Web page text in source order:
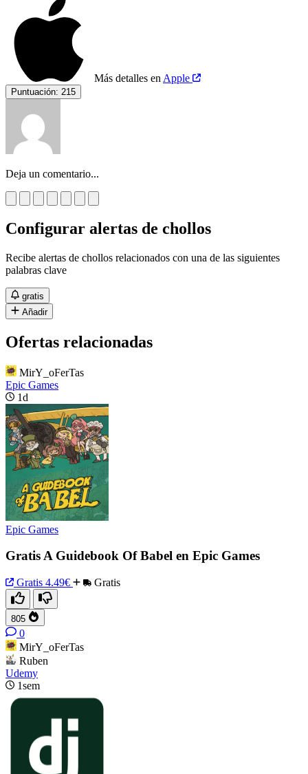
Más detalles en Apple
Puntuación: 215
Deja un comentario...
Configurar alertas de chollos
Recibe alertas de chollos relacionados con una de las siguientes
palabras clave
gratis
Añadir
Ofertas relacionadas
MirY_oFerTas
Epic Games
1d
Epic Games
Gratis A Guidebook Of Babel en Epic Games
Gratis 4.49€ Gratis
805
0
MirY_oFerTas
Ruben
Udemy
1sem